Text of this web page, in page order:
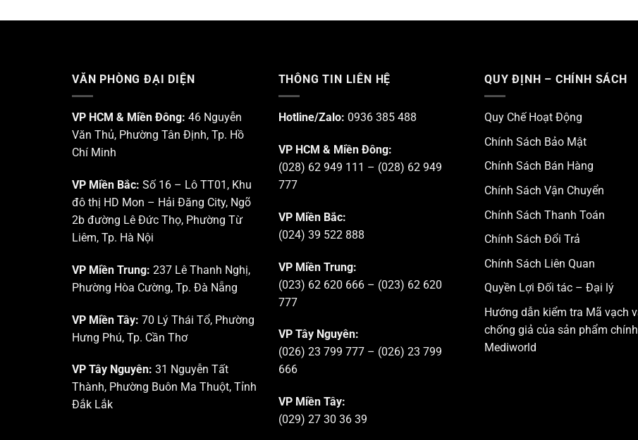
VĂN PHÒNG ĐẠI DIỆN
VP HCM & Miền Đông: 46 Nguyễn
Văn Thủ, Phường Tân Định, Tp. Hồ
Chí Minh
VP Miền Bắc: Số 16 – Lô TT01, Khu
đô thị HD Mon – Hải Đăng City, Ngõ
2b đường Lê Đức Thọ, Phường Từ
Liêm, Tp. Hà Nội
VP Miền Trung: 237 Lê Thanh Nghị,
Phường Hòa Cường, Tp. Đà Nẵng
VP Miền Tây: 70 Lý Thái Tổ, Phường
Hưng Phú, Tp. Cần Thơ
VP Tây Nguyên: 31 Nguyễn Tất
Thành, Phường Buôn Ma Thuột, Tỉnh
Đắk Lắk
THÔNG TIN LIÊN HỆ
Hotline/Zalo: 0936 385 488
VP HCM & Miền Đông:
(028) 62 949 111 – (028) 62 949
777
VP Miền Bắc:
(024) 39 522 888
VP Miền Trung:
(023) 62 620 666 – (023) 62 620
777
VP Tây Nguyên:
(026) 23 799 777 – (026) 23 799
666
VP Miền Tây:
(029) 27 30 36 39
QUY ĐỊNH – CHÍNH SÁCH
Quy Chế Hoạt Động
Chính Sách Bảo Mật
Chính Sách Bán Hàng
Chính Sách Vận Chuyển
Chính Sách Thanh Toán
Chính Sách Đổi Trả
Chính Sách Liên Quan
Quyền Lợi Đối tác – Đại lý
Hướng dẫn kiểm tra Mã vạch
chống giả của sản phẩm
Mediworld